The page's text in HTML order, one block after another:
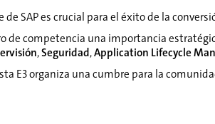
de SAP es crucial para el éxito de la
de competencia una importancia
,Seguridad,Application Lifecycle
E3 organiza una cumbre para la